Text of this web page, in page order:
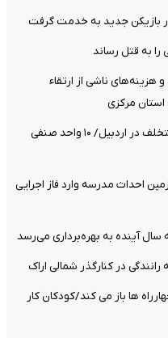
جدید به خدمت گرفت
هزینه‌های ناشی از ارتقاء
استان مرکزی
مچ‌گیری تعزیرات از مشاوران املاک متخلف در اردبیل/ ۱۰ واحد صنفی
احداث مدرسه وارد فاز اجرایی
آینده به بهره‌برداری می‌رسد
ها باز می کند/کودکان کار